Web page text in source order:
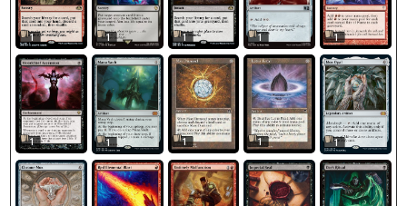
1 1 1 1 1
1 1 1 1 1